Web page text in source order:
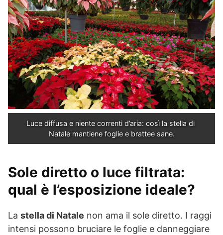
Luce diffusa e niente correnti d’aria: così la stella di
Natale mantiene foglie e brattee sane.
Sole diretto o luce filtrata:
qual è l’esposizione ideale?
La stella di Natale non ama il sole diretto. I raggi
intensi possono bruciare le foglie e danneggiare